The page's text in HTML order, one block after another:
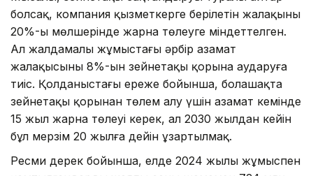
болсақ, компания қызметкерге берілетін жалақының
20%-ы мөлшерінде жарна төлеуге міндеттелген.
Ал жалдамалы жұмыстағы әрбір азамат
жалақысының 8%-ын зейнетақы қорына аударуға
тиіс. Қолданыстағы ереже бойынша, болашақта
зейнетақы қорынан төлем алу үшін азамат кемінде
15 жыл жарна төлеуі керек, ал 2030 жылдан кейін
бұл мерзім 20 жылға дейін ұзартылмақ.
Ресми дерек бойынша, елде 2024 жылы жұмыспен